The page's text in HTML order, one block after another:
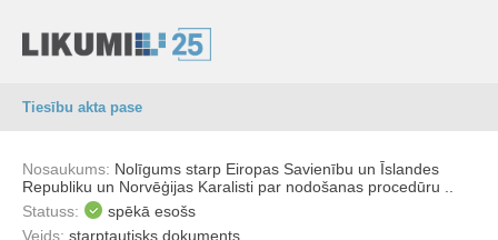
Tiesību akta pase
Nosaukums: Nolīgums starp Eiropas Savienību un Īslandes
Republiku un Norvēģijas Karalisti par nodošanas procedūru ..
Statuss:
spēkā esošs
Veids: starptautisks dokuments